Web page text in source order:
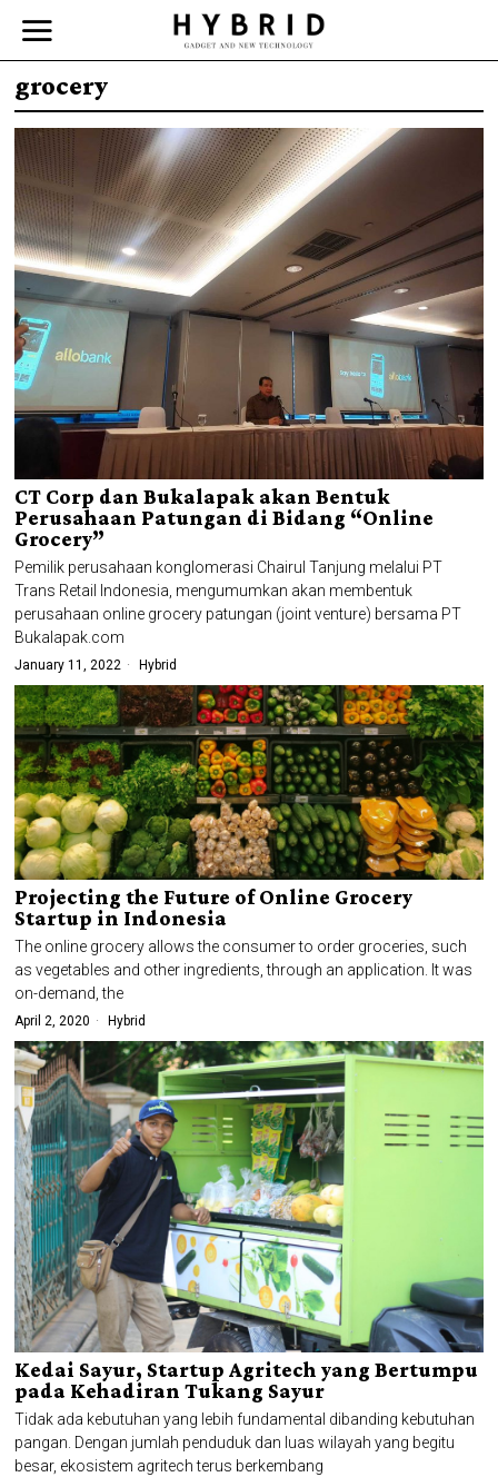
grocery
CT Corp dan Bukalapak akan Bentuk
Perusahaan Patungan di Bidang “Online
Grocery”
Pemilik perusahaan konglomerasi Chairul Tanjung melalui PT
Trans Retail Indonesia, mengumumkan akan membentuk
perusahaan online grocery patungan (joint venture) bersama PT
Bukalapak.com
January 11, 2022 Hybrid
Projecting the Future of Online Grocery
Startup in Indonesia
The online grocery allows the consumer to order groceries, such
as vegetables and other ingredients, through an application. It was
on-demand, the
April 2, 2020 Hybrid
Kedai Sayur, Startup Agritech yang Bertumpu
pada Kehadiran Tukang Sayur
Tidak ada kebutuhan yang lebih fundamental dibanding kebutuhan
pangan. Dengan jumlah penduduk dan luas wilayah yang begitu
besar, ekosistem agritech terus berkembang